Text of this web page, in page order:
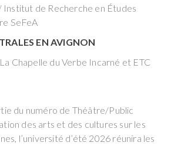
de Recherche en Études
SeFeA
EN AVIGNON
Chapelle du Verbe Incarné et ETC
du numéro de Théâtre/Public
des arts et des cultures sur les
l’université d’été 2026 réunira les